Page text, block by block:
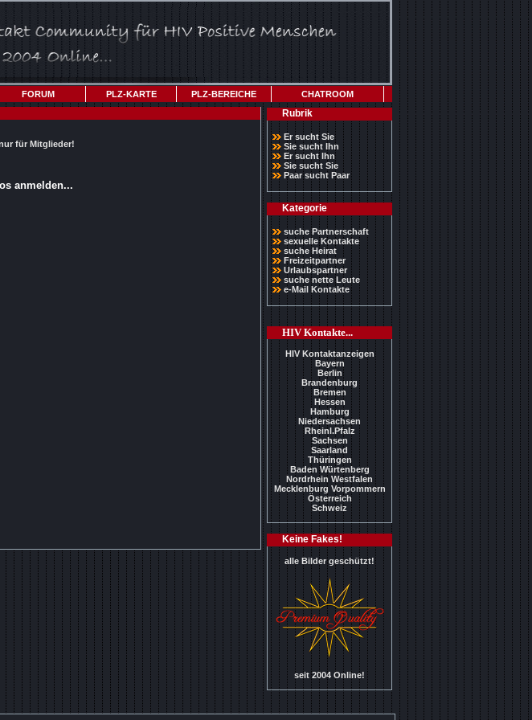
FORUM PLZ-KARTE PLZ-BEREICHE CHATROOM
für Mitglieder!
anmelden...
Rubrik
Er sucht Sie
Sie sucht Ihn
Er sucht Ihn
Sie sucht Sie
Paar sucht Paar
Kategorie
suche Partnerschaft
sexuelle Kontakte
suche Heirat
Freizeitpartner
Urlaubspartner
suche nette Leute
e-Mail Kontakte
HIV Kontakte...
HIV Kontaktanzeigen
Bayern
Berlin
Brandenburg
Bremen
Hessen
Hamburg
Niedersachsen
Rheinl.Pfalz
Sachsen
Saarland
Thüringen
Baden Würtenberg
Nordrhein Westfalen
Mecklenburg Vorpommern
Österreich
Schweiz
Keine Fakes!
alle Bilder geschützt!
seit 2004 Online!